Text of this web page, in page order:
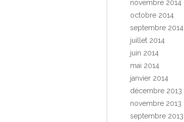
novembre 2014
octobre 2014
septembre 2014
juillet 2014
juin 2014
mai 2014
janvier 2014
décembre 2013
novembre 2013
septembre 2013